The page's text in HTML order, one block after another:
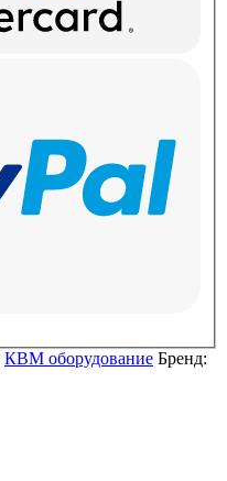
КВМ оборудование Бренд: